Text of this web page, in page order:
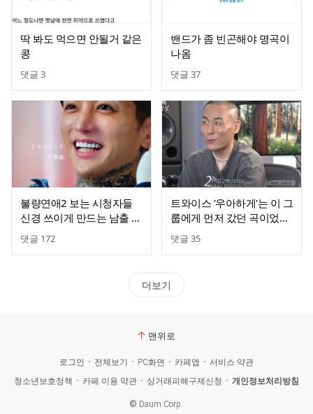
딱 봐도 먹으면 안될거 같은
콩
댓글 3
밴드가 좀 빈곤해야 명곡이
나옴
댓글 37
불량연애2 보는 시청자들
신경 쓰이게 만드는 남출 치
아
댓글 172
트와이스 '우아하게'는 이 그
룹에게 먼저 갔던 곡이었다
고 함
댓글 35
더보기
맨위로
로그인 전체보기 PC화면 카페앱
서비스 약관
청소년보호정책
카페 이용 약관 상거래피해구제신청 개인정보처리방침
© Daum Corp.